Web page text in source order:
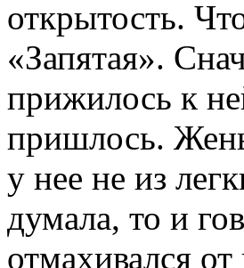
открытость.
«Запятая».
прижилось к
пришлось.
у нее не из
думала, то и
отмахивался